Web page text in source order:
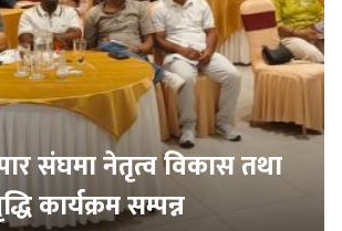
संघमा नेतृत्व विकास तथा
कार्यक्रम सम्पन्न